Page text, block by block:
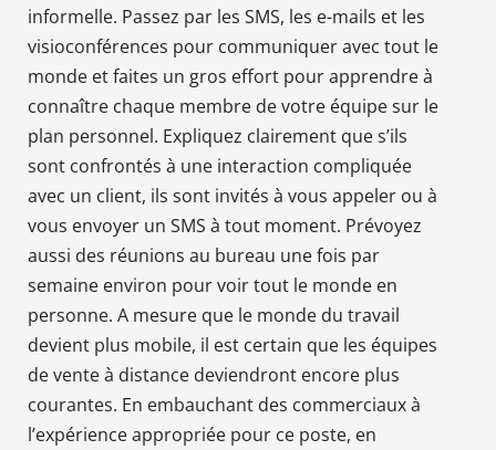
informelle. Passez par les SMS, les e-mails et les
visioconférences pour communiquer avec tout le
monde et faites un gros effort pour apprendre à
connaître chaque membre de votre équipe sur le
plan personnel. Expliquez clairement que s’ils
sont confrontés à une interaction compliquée
avec un client, ils sont invités à vous appeler ou à
vous envoyer un SMS à tout moment. Prévoyez
aussi des réunions au bureau une fois par
semaine environ pour voir tout le monde en
personne. A mesure que le monde du travail
devient plus mobile, il est certain que les équipes
de vente à distance deviendront encore plus
courantes. En embauchant des commerciaux à
l’expérience appropriée pour ce poste, en